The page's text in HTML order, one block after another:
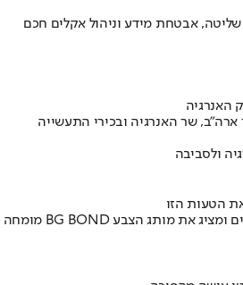
אבטחת מידע וניהול אקלים חכם
האנרגיה
שר האנרגיה ובכירי התעשייה
ולסביבה
הטעות הזו